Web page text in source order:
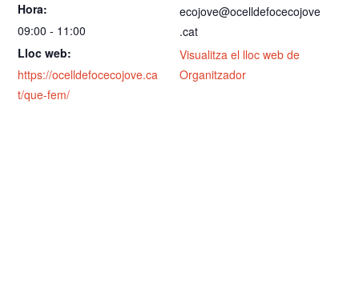
Hora:
09:00 - 11:00
Lloc web:
https://ocelldefocecojove.ca
t/que-fem/
ecojove@ocelldefocecojove
.cat
Visualitza el lloc web de
Organitzador